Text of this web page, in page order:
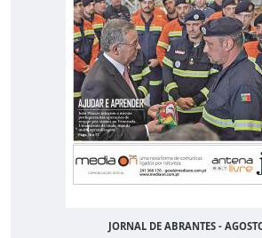
JORNAL DE ABRANTES -